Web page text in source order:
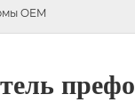
OEM